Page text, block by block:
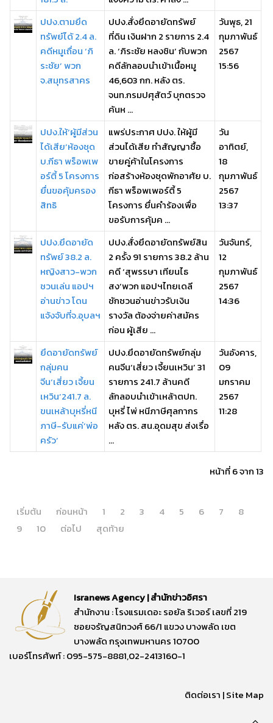
ปปง.ตามยึด
ทรัพย์ได้ 2.4 ล.
คดีหมูเถื่อน ‘ภิ
ระชัย’ พวก
จ.สมุทรสาคร
ปปง.สั่งยึดอายัดทรัพย์
ที่ดิน เงินฝาก 2 รายการ 2.4
ล. ‘ภิระชัย หลงชิน’ กับพวก
คดีลักลอบนำเข้าเนื้อหมู
46,603 กก. หลัง ตร.
จนท.กรมปศุสัตว์ บุกตรวจ
ค้นห ...
วันพุธ, 21
กุมภาพันธ์
2567
15:56
ปปง.ให้‘ผู้มีส่วน
ได้เสีย’ห้องชุด
บ.กีธา พร็อพเพ
อร์ตี้ 5 โครงการ
ยื่นขอคุ้มครอง
สิทธิ
แพร่ประกาศ ปปง. ให้ผู้มี
ส่วนได้เสีย ทำสัญญาซื้อ
ขายคู่ค้าในโครงการ
ก่อสร้างห้องชุดพักอาศัย บ.
กีธา พร็อพเพอร์ตี้ 5
โครงการ ยื่นคำร้องเพื่อ
ขอรับการคุ้มค ...
วัน
อาทิตย์,
18
กุมภาพันธ์
2567
13:37
ปปง.ยึดอายัด
ทรัพย์ 38.2 ล.
หญิงสาว-พวก
ชวนเล่น แอปฯ
อ่านข่าว โดน
แจ้งจับที่จ.อุบลฯ
ปปง.สั่งยึดอายัดทรัพย์สิน
2 ครั้ง 91 รายการ 38.2 ล้าน
คดี ‘สุพรรษา เทียนไธ
สง’พวก แอปฯไทยเดลี
ชักชวนอ่านข่าวรับเงิน
รางวัล ต้องจ่ายค่าสมัคร
ก่อน ผู้เสีย ...
วันจันทร์,
12
กุมภาพันธ์
2567
14:36
ยึดอายัดทรัพย์
กลุ่มคน
จีน‘เสี่ยว เจี้ยน
เหวิน’241.7 ล.
ขนเหล้าบุหรี่หนี
ภาษี-รับแค่‘พ่อ
ครัว’
ปปง.ยึดอายัดทรัพย์กลุ่ม
คนจีน‘เสี่ยว เจี้ยนเหวิน’ 31
รายการ 241.7 ล้านคดี
ลักลอบนำเข้าเหล้าตปท.
บุหรี่ ไพ่ หนีภาษีศุลกากร
หลัง ตร. สน.อุดมสุข ส่งเรื่อ
...
วันอังคาร,
09
มกราคม
2567
11:28
หน้าที่ 6 จาก 13
เริ่มต้น ก่อนหน้า 1 2 3 4 5 6 7
8
9
10 ต่อไป สุดท้าย
Isranews Agency | สำนักข่าวอิศรา
สำนักงาน : โรงแรมเดอะ รอยัล ริเวอร์ เลขที่ 219
ซอยจรัญสนิทวงศ์ 66/1 แขวง บางพลัด เขต
บางพลัด กรุงเทพมหานคร 10700
เบอร์โทรศัพท์ : 095-575-8881,02-2413160-1
ติดต่อเรา |Site Map